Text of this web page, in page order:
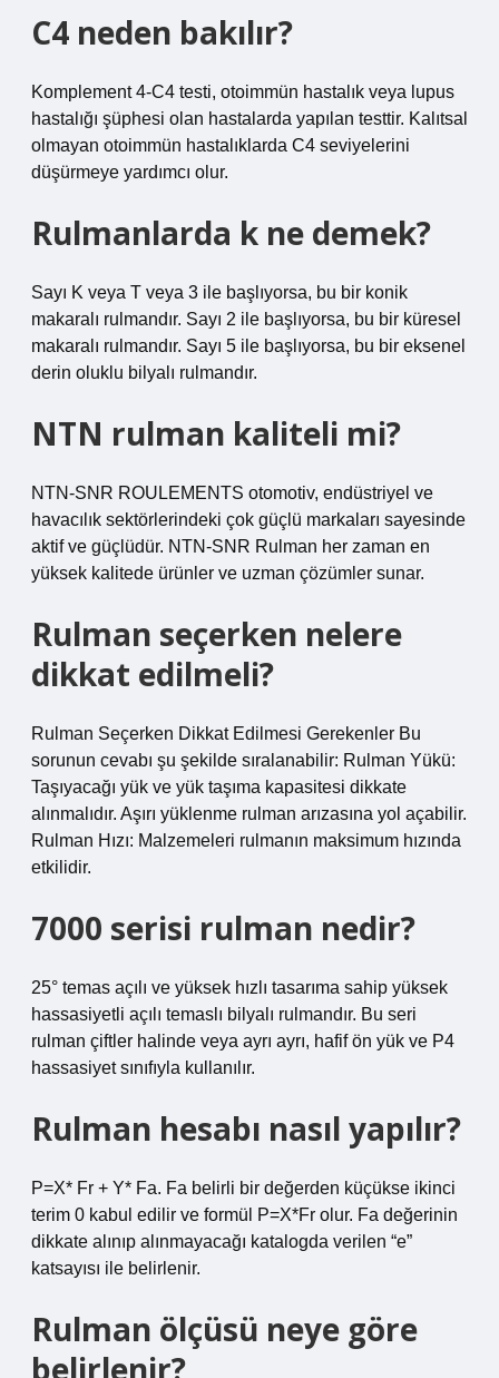
C4 neden bakılır?
Komplement 4-C4 testi, otoimmün hastalık veya lupus
hastalığı şüphesi olan hastalarda yapılan testtir. Kalıtsal
olmayan otoimmün hastalıklarda C4 seviyelerini
düşürmeye yardımcı olur.
Rulmanlarda k ne demek?
Sayı K veya T veya 3 ile başlıyorsa, bu bir konik
makaralı rulmandır. Sayı 2 ile başlıyorsa, bu bir küresel
makaralı rulmandır. Sayı 5 ile başlıyorsa, bu bir eksenel
derin oluklu bilyalı rulmandır.
NTN rulman kaliteli mi?
NTN-SNR ROULEMENTS otomotiv, endüstriyel ve
havacılık sektörlerindeki çok güçlü markaları sayesinde
aktif ve güçlüdür. NTN-SNR Rulman her zaman en
yüksek kalitede ürünler ve uzman çözümler sunar.
Rulman seçerken nelere
dikkat edilmeli?
Rulman Seçerken Dikkat Edilmesi Gerekenler Bu
sorunun cevabı şu şekilde sıralanabilir: Rulman Yükü:
Taşıyacağı yük ve yük taşıma kapasitesi dikkate
alınmalıdır. Aşırı yüklenme rulman arızasına yol açabilir.
Rulman Hızı: Malzemeleri rulmanın maksimum hızında
etkilidir.
7000 serisi rulman nedir?
25° temas açılı ve yüksek hızlı tasarıma sahip yüksek
hassasiyetli açılı temaslı bilyalı rulmandır. Bu seri
rulman çiftler halinde veya ayrı ayrı, hafif ön yük ve P4
hassasiyet sınıfıyla kullanılır.
Rulman hesabı nasıl yapılır?
P=X* Fr + Y* Fa. Fa belirli bir değerden küçükse ikinci
terim 0 kabul edilir ve formül P=X*Fr olur. Fa değerinin
dikkate alınıp alınmayacağı katalogda verilen “e”
katsayısı ile belirlenir.
Rulman ölçüsü neye göre
belirlenir?